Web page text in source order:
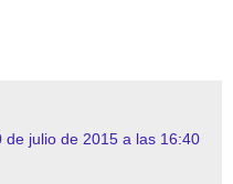
de julio de 2015 a las 16:40